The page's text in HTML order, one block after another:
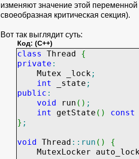
изменяют значение этой
своеобразная критическая секция).
Вот так выглядит суть:
Код: (C++)
class Thread {
private :
Mutex _lock ;
int
_state ;
public :
void run ( ) ;
int
getState ( )
const
} ;
void Thread :: run ( )
{
MutexLocker